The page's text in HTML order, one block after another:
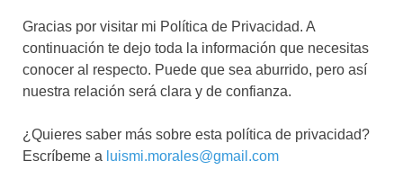
Gracias por visitar mi Política de Privacidad. A
continuación te dejo toda la información que necesitas
conocer al respecto. Puede que sea aburrido, pero así
nuestra relación será clara y de confianza.
¿Quieres saber más sobre esta política de privacidad?
Escríbeme a luismi.morales@gmail.com